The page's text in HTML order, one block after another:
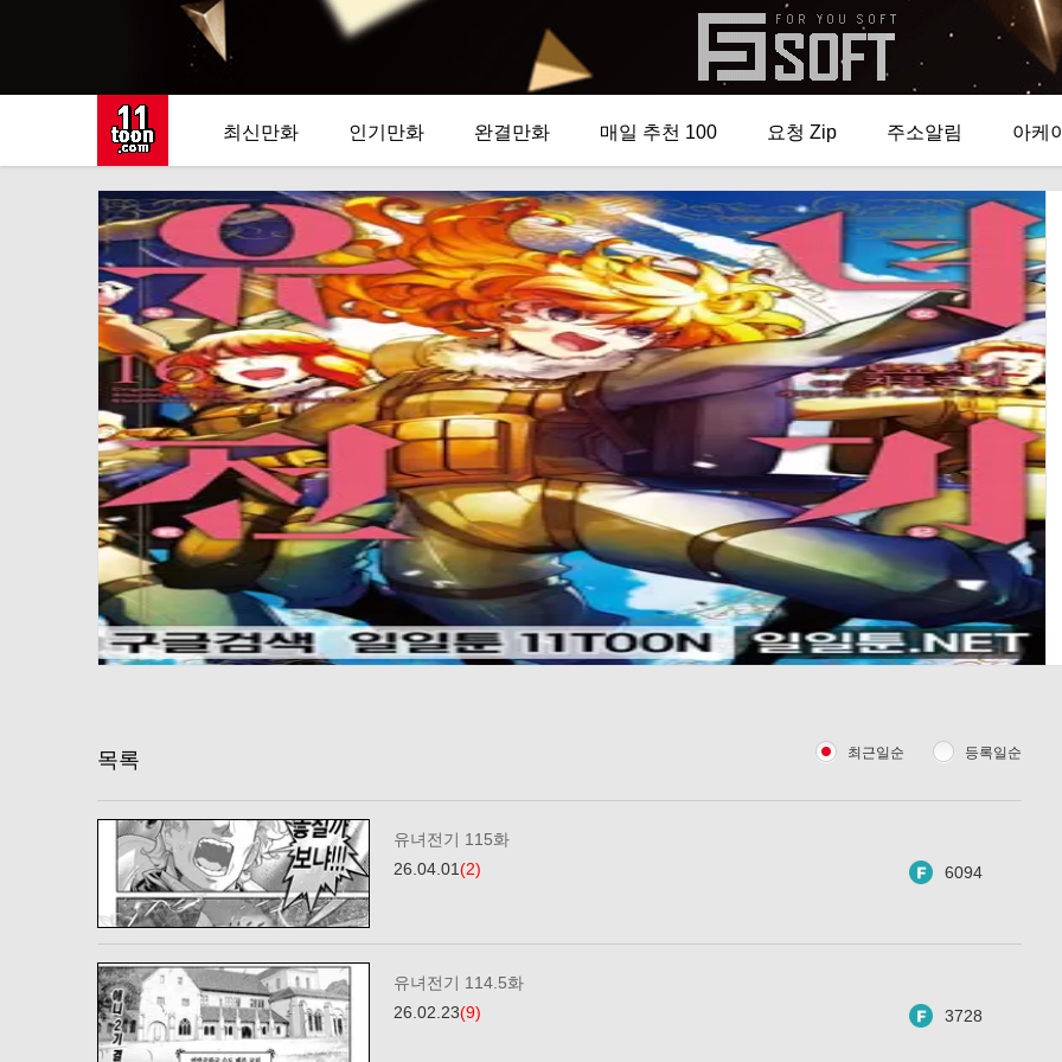
최신만화 인기만화 완결만화 매일 추천 100 요청 Zip 주소알림 아케
목록 최근일순 등록일순
유녀전기 115화
26.04.01(2) 6094
유녀전기 114.5화
26.02.23(9) 3728